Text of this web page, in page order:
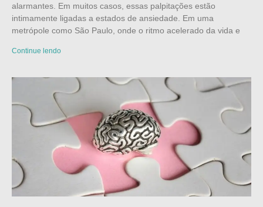
alarmantes. Em muitos casos, essas palpitações estão
intimamente ligadas a estados de ansiedade. Em uma
metrópole como São Paulo, onde o ritmo acelerado da vida e
Continue lendo